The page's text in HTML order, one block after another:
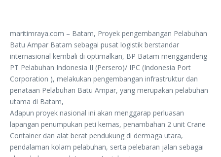
maritimraya.com – Batam, Proyek pengembangan Pelabuhan
Batu Ampar Batam sebagai pusat logistik berstandar
internasional kembali di optimalkan, BP Batam menggandeng
PT Pelabuhan Indonesia II (Persero)/ IPC (Indonesia Port
Corporation ), melakukan pengembangan infrastruktur dan
penataan Pelabuhan Batu Ampar, yang merupakan pelabuhan
utama di Batam,
Adapun proyek nasional ini akan menggarap perluasan
lapangan penumpukan peti kemas, penambahan 2 unit Crane
Container dan alat berat pendukung di dermaga utara,
pendalaman kolam pelabuhan, serta pelebaran jalan sebagai